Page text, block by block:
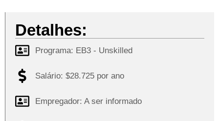
Detalhes:
Programa: EB3 - Unskilled
Salário: $28.725 por ano
Empregador: A ser informado